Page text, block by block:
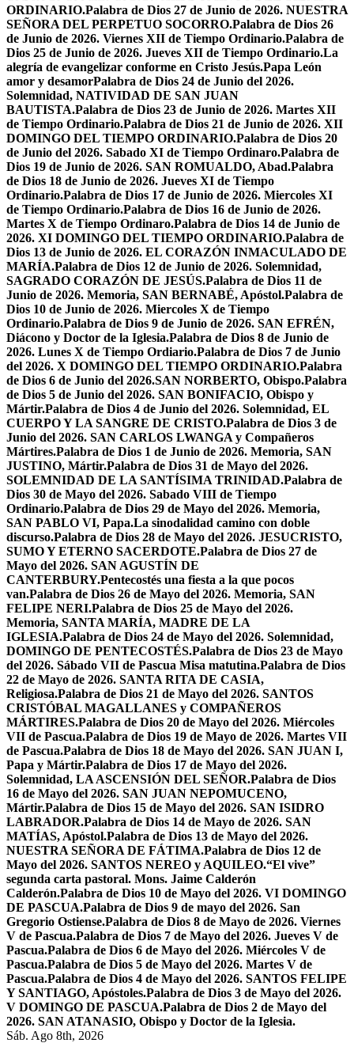
ORDINARIO.Palabra de Dios 27 de Junio de 2026. NUESTRA
SEÑORA DEL PERPETUO SOCORRO.Palabra de Dios 26
de Junio de 2026. Viernes XII de Tiempo Ordinario.Palabra de
Dios 25 de Junio de 2026. Jueves XII de Tiempo Ordinario.La
alegría de evangelizar conforme en Cristo Jesús.Papa León
amor y desamorPalabra de Dios 24 de Junio del 2026.
Solemnidad, NATIVIDAD DE SAN JUAN
BAUTISTA.Palabra de Dios 23 de Junio de 2026. Martes XII
de Tiempo Ordinario.Palabra de Dios 21 de Junio de 2026. XII
DOMINGO DEL TIEMPO ORDINARIO.Palabra de Dios 20
de Junio del 2026. Sabado XI de Tiempo Ordinaro.Palabra de
Dios 19 de Junio de 2026. SAN ROMUALDO, Abad.Palabra
de Dios 18 de Junio de 2026. Jueves XI de Tiempo
Ordinario.Palabra de Dios 17 de Junio de 2026. Miercoles XI
de Tiempo Ordinario.Palabra de Dios 16 de Junio de 2026.
Martes X de Tiempo Ordinaro.Palabra de Dios 14 de Junio de
2026. XI DOMINGO DEL TIEMPO ORDINARIO.Palabra de
Dios 13 de Junio de 2026. EL CORAZÓN INMACULADO DE
MARÍA.Palabra de Dios 12 de Junio de 2026. Solemnidad,
SAGRADO CORAZÓN DE JESÚS.Palabra de Dios 11 de
Junio de 2026. Memoria, SAN BERNABÉ, Apóstol.Palabra de
Dios 10 de Junio de 2026. Miercoles X de Tiempo
Ordinario.Palabra de Dios 9 de Junio de 2026. SAN EFRÉN,
Diácono y Doctor de la Iglesia.Palabra de Dios 8 de Junio de
2026. Lunes X de Tiempo Ordiario.Palabra de Dios 7 de Junio
del 2026. X DOMINGO DEL TIEMPO ORDINARIO.Palabra
de Dios 6 de Junio del 2026.SAN NORBERTO, Obispo.Palabra
de Dios 5 de Junio del 2026. SAN BONIFACIO, Obispo y
Mártir.Palabra de Dios 4 de Junio del 2026. Solemnidad, EL
CUERPO Y LA SANGRE DE CRISTO.Palabra de Dios 3 de
Junio del 2026. SAN CARLOS LWANGA y Compañeros
Mártires.Palabra de Dios 1 de Junio de 2026. Memoria, SAN
JUSTINO, Mártir.Palabra de Dios 31 de Mayo del 2026.
SOLEMNIDAD DE LA SANTÍSIMA TRINIDAD.Palabra de
Dios 30 de Mayo del 2026. Sabado VIII de Tiempo
Ordinario.Palabra de Dios 29 de Mayo del 2026. Memoria,
SAN PABLO VI, Papa.La sinodalidad camino con doble
discurso.Palabra de Dios 28 de Mayo del 2026. JESUCRISTO,
SUMO Y ETERNO SACERDOTE.Palabra de Dios 27 de
Mayo del 2026. SAN AGUSTÍN DE
CANTERBURY.Pentecostés una fiesta a la que pocos
van.Palabra de Dios 26 de Mayo del 2026. Memoria, SAN
FELIPE NERI.Palabra de Dios 25 de Mayo del 2026.
Memoria, SANTA MARÍA, MADRE DE LA
IGLESIA.Palabra de Dios 24 de Mayo del 2026. Solemnidad,
DOMINGO DE PENTECOSTÉS.Palabra de Dios 23 de Mayo
del 2026. Sábado VII de Pascua Misa matutina.Palabra de Dios
22 de Mayo de 2026. SANTA RITA DE CASIA,
Religiosa.Palabra de Dios 21 de Mayo del 2026. SANTOS
CRISTÓBAL MAGALLANES y COMPAÑEROS
MÁRTIRES.Palabra de Dios 20 de Mayo del 2026. Miércoles
VII de Pascua.Palabra de Dios 19 de Mayo de 2026. Martes VII
de Pascua.Palabra de Dios 18 de Mayo del 2026. SAN JUAN I,
Papa y Mártir.Palabra de Dios 17 de Mayo del 2026.
Solemnidad, LA ASCENSIÓN DEL SEÑOR.Palabra de Dios
16 de Mayo del 2026. SAN JUAN NEPOMUCENO,
Mártir.Palabra de Dios 15 de Mayo del 2026. SAN ISIDRO
LABRADOR.Palabra de Dios 14 de Mayo de 2026. SAN
MATÍAS, Apóstol.Palabra de Dios 13 de Mayo del 2026.
NUESTRA SEÑORA DE FÁTIMA.Palabra de Dios 12 de
Mayo del 2026. SANTOS NEREO y AQUILEO.“El vive”
segunda carta pastoral. Mons. Jaime Calderón
Calderón.Palabra de Dios 10 de Mayo del 2026. VI DOMINGO
DE PASCUA.Palabra de Dios 9 de mayo del 2026. San
Gregorio Ostiense.Palabra de Dios 8 de Mayo de 2026. Viernes
V de Pascua.Palabra de Dios 7 de Mayo del 2026. Jueves V de
Pascua.Palabra de Dios 6 de Mayo del 2026. Miércoles V de
Pascua.Palabra de Dios 5 de Mayo del 2026. Martes V de
Pascua.Palabra de Dios 4 de Mayo del 2026. SANTOS FELIPE
Y SANTIAGO, Apóstoles.Palabra de Dios 3 de Mayo del 2026.
V DOMINGO DE PASCUA.Palabra de Dios 2 de Mayo del
2026. SAN ATANASIO, Obispo y Doctor de la Iglesia.
Sáb. Ago 8th, 2026